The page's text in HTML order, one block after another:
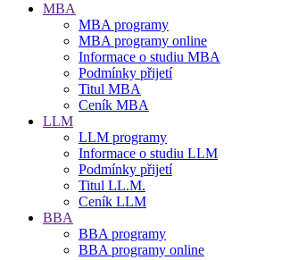
MBA
MBA programy
MBA programy online
Informace o studiu MBA
Podmínky přijetí
Titul MBA
Ceník MBA
LLM
LLM programy
Informace o studiu LLM
Podmínky přijetí
Titul LL.M.
Ceník LLM
BBA
BBA programy
BBA programy online